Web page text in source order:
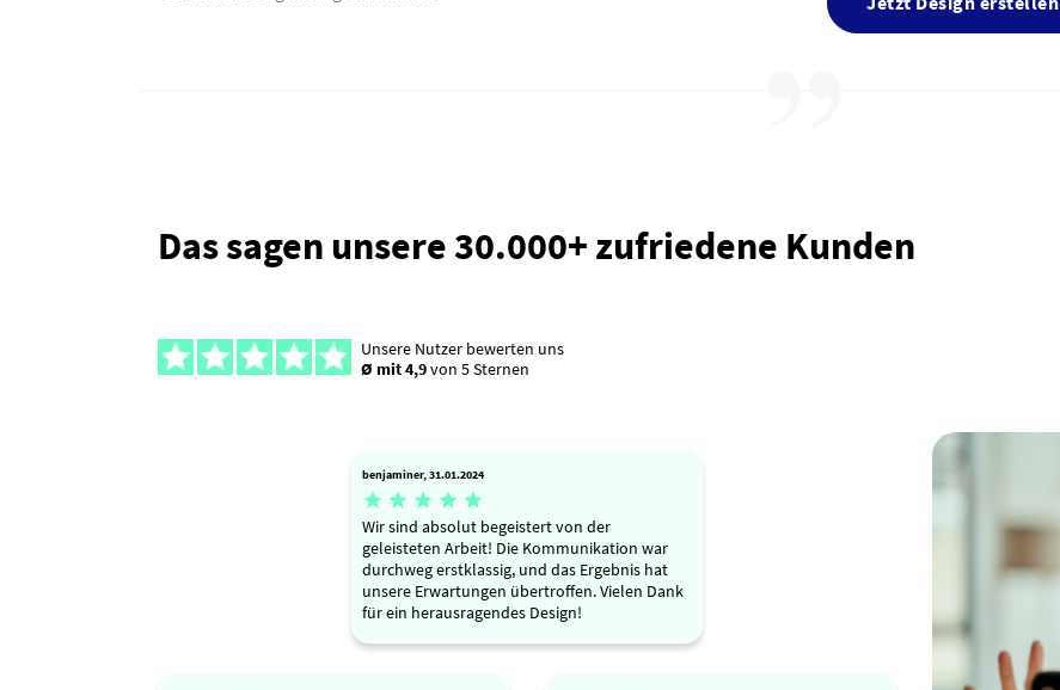
Das sagen unsere 30.000+ zufriedene Kunden
Unsere Nutzer bewerten uns
Ø mit 4,9von 5 Sternen
benjaminer, 31.01.2024
    
Wir sind absolut begeistert von der
geleisteten Arbeit! Die Kommunikation war
durchweg erstklassig, und das Ergebnis hat
unsere Erwartungen übertroffen. Vielen Dank
für ein herausragendes Design!